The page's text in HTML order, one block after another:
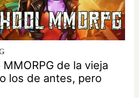
de la vieja
los de antes, pero